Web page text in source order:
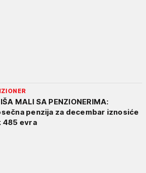
MALI SA PENZIONERIMA:
penzija za decembar iznosiće
485 evra